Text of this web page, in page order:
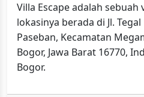
Villa Escape adalah sebuah
lokasinya berada di Jl. Tegal
Paseban, Kecamatan
Bogor, Jawa Barat 16770,
Bogor.